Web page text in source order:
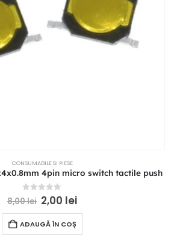
CONSUMABILE SI PIESE
4pin micro switch tactile push
out of 5
8,00lei 2,00 lei
ADAUGĂ ÎN COȘ